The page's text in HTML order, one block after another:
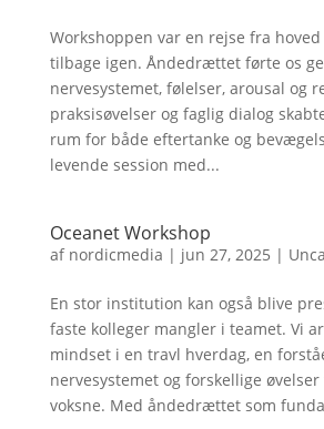
Workshoppen var en rejse fra
tilbage igen. Åndedrættet førte os
nervesystemet, følelser, arousal og
praksisøvelser og faglig dialog
rum for både eftertanke og
levende session med...
Oceanet Workshop
af nordicmedia | jun 27, 2025 |
En stor institution kan også blive
faste kolleger mangler i teamet. Vi
mindset i en travl hverdag, en
nervesystemet og forskellige
voksne. Med åndedrættet som